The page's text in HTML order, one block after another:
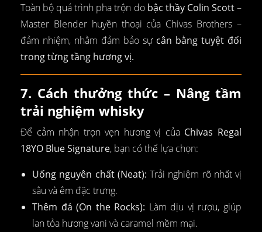
Toàn bộ quá trình pha trộn do bậc thầy Colin Scott–
Master Blender huyền thoại của Chivas Brothers –
đảm nhiệm, nhằm đảm bảo sự cân bằng tuyệt đối
trong từng tầng hương vị.
7. Cách thưởng thức – Nâng tầm
trải nghiệm whisky
Để cảm nhận trọn vẹn hương vị của Chivas Regal
18YO Blue Signature, bạn có thể lựa chọn:
Uống nguyên chất (Neat): Trải nghiệm rõ nhất vị
sâu và êm đặc trưng.
Thêm đá (On the Rocks): Làm dịu vị rượu, giúp
lan tỏa hương vani và caramel mềm mại.